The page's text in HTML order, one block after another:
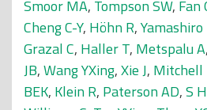
Smoor MA, Tompson SW, Fan
Cheng C-Y, Höhn R,Yamashiro
Grazal C, Haller T, Metspalu A,
JB,Wang YXing,Xie J, Mitchell
BEK, Klein R, Paterson AD,S